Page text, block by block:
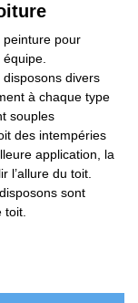
peinture pour
divers
à chaque type
souples
des intempéries
application, la
l’allure du toit.
sont
toit.